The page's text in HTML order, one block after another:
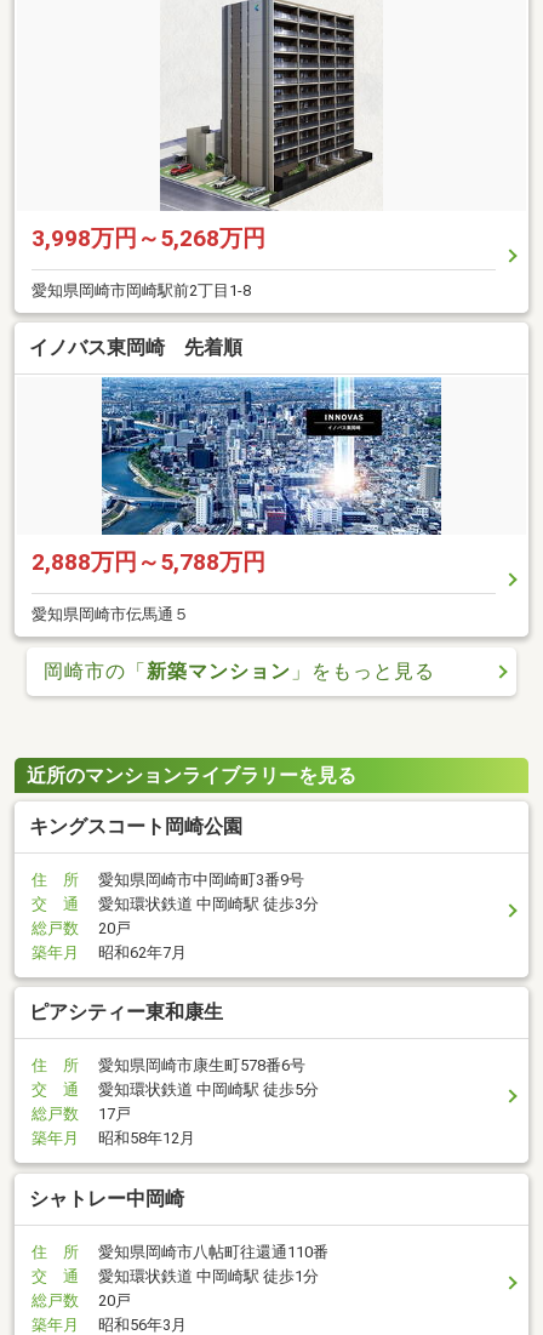
3,998万円～5,268万円
愛知県岡崎市岡崎駅前2丁目1-8
イノバス東岡崎 先着順
2,888万円～5,788万円
愛知県岡崎市伝馬通５
岡崎市の「新築マンション 」をもっと見る
近所のマンションライブラリーを見る
キングスコート岡崎公園
住 所
愛知県岡崎市中岡崎町3番9号
交 通
愛知環状鉄道 中岡崎駅 徒歩3分
総戸数
20戸
築年月
昭和62年7月
ピアシティー東和康生
住 所
愛知県岡崎市康生町578番6号
交 通
愛知環状鉄道 中岡崎駅 徒歩5分
総戸数
17戸
築年月
昭和58年12月
シャトレー中岡崎
住 所
愛知県岡崎市八帖町往還通110番
交 通
愛知環状鉄道 中岡崎駅 徒歩1分
総戸数
20戸
築年月
昭和56年3月